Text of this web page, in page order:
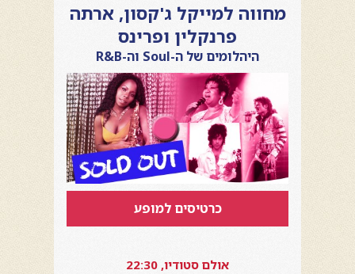
מחווה למייקל ג'קסון, ארתה
פרנקלין ופרינס
היהלומים של ה-Soul וה-R&B
כרטיסים למופע
אולם סטודיו, 22:30